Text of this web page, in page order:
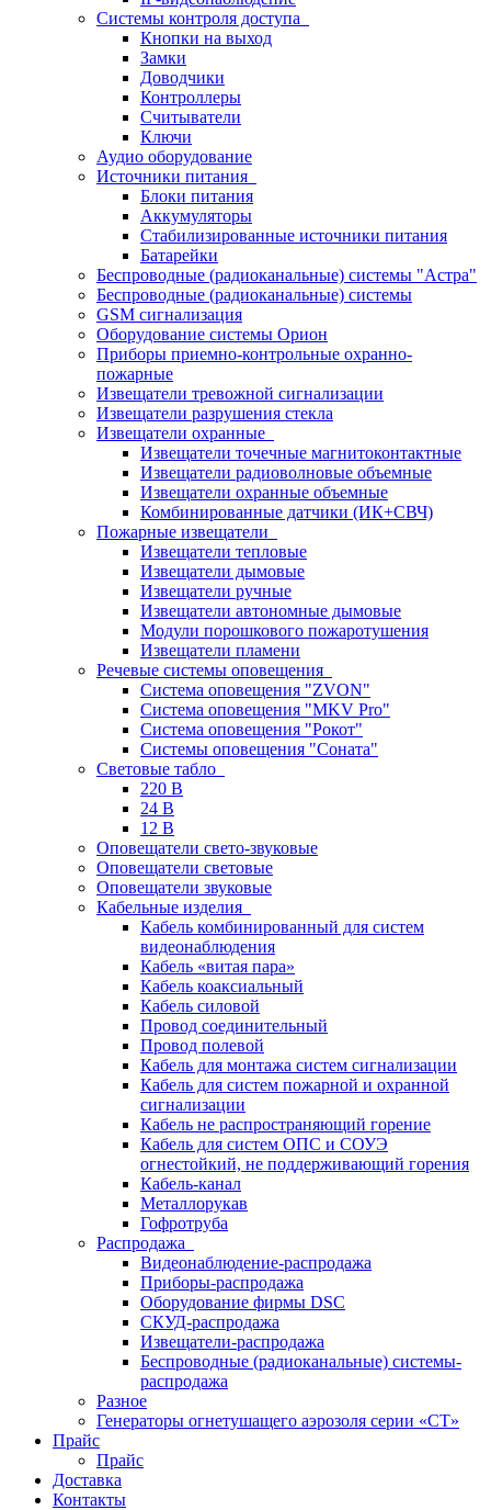
Системы контроля доступа
Кнопки на выход
Замки
Доводчики
Контроллеры
Считыватели
Ключи
Аудио оборудование
Источники питания
Блоки питания
Аккумуляторы
Стабилизированные источники питания
Батарейки
Беспроводные (радиоканальные) системы "Астра"
Беспроводные (радиоканальные) системы
GSM сигнализация
Оборудование системы Орион
Приборы приемно-контрольные охранно-
пожарные
Извещатели тревожной сигнализации
Извещатели разрушения стекла
Извещатели охранные
Извещатели точечные магнитоконтактные
Извещатели радиоволновые объемные
Извещатели охранные объемные
Комбинированные датчики (ИК+СВЧ)
Пожарные извещатели
Извещатели тепловые
Извещатели дымовые
Извещатели ручные
Извещатели автономные дымовые
Модули порошкового пожаротушения
Извещатели пламени
Речевые системы оповещения
Система оповещения "ZVON"
Система оповещения "MKV Pro"
Система оповещения "Рокот"
Системы оповещения "Соната"
Световые табло
220 В
24 В
12 В
Оповещатели свето-звуковые
Оповещатели световые
Оповещатели звуковые
Кабельные изделия
Кабель комбинированный для систем
видеонаблюдения
Кабель «витая пара»
Кабель коаксиальный
Кабель силовой
Провод соединительный
Провод полевой
Кабель для монтажа систем сигнализации
Кабель для систем пожарной и охранной
сигнализации
Кабель не распространяющий горение
Кабель для систем ОПС и СОУЭ
огнестойкий, не поддерживающий горения
Кабель-канал
Металлорукав
Гофротруба
Распродажа
Видеонаблюдение-распродажа
Приборы-распродажа
Оборудование фирмы DSC
СКУД-распродажа
Извещатели-распродажа
Беспроводные (радиоканальные) системы-
распродажа
Разное
Генераторы огнетушащего аэрозоля серии «СТ»
Прайс
Прайс
Доставка
Контакты